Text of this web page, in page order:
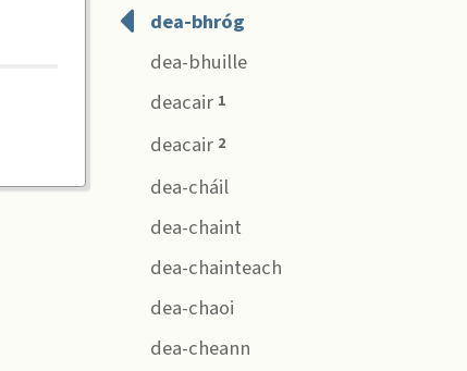
dea-bhróg
dea-bhuille
deacair 1
deacair 2
dea-cháil
dea-chaint
dea-chainteach
dea-chaoi
dea-cheann